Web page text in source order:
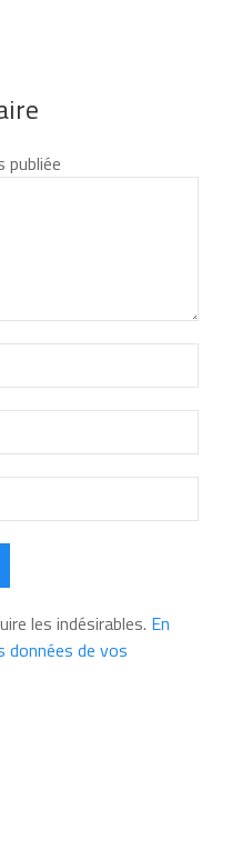
publiée
les indésirables. En
données de vos